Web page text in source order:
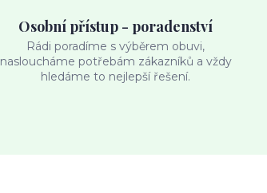
Osobní přístup - poradenství
Rádi poradíme s výběrem obuvi,
nasloucháme potřebám zákazníků a vždy
hledáme to nejlepší řešení.